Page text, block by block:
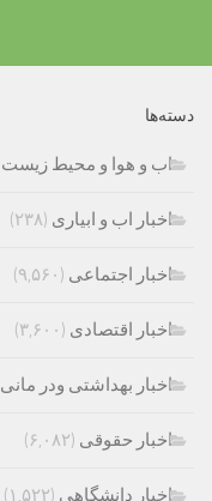
دسته‌ها
اب و هوا و محیط زیست
اخبار اب و ابیاری (۲۳۸)
اخبار اجتماعی (۹,۵۶۰)
اخبار اقتصادی (۳,۶۰۰)
اخبار بهداشتی ودر مانی
اخبار حقوقی (۶,۰۸۲)
اخبار دانشگاهی (۱,۵۲۲)